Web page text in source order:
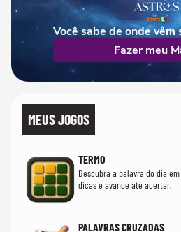
Você sabe de onde vêm
Fazer meu
MEUS JOGOS
TERMO
Descubra a palavra do dia
dicas e avance até acertar.
PALAVRAS CRUZADAS